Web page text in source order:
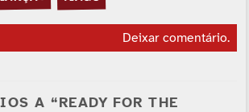
Deixar comentário.
A “READY FOR THE